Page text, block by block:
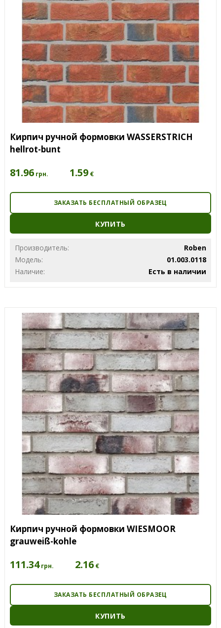
Кирпич ручной формовки WASSERSTRICH
hellrot-bunt
81.96 грн. 1.59 €
ЗАКАЗАТЬ БЕСПЛАТНЫЙ ОБРАЗЕЦ
КУПИТЬ
Производитель:
Roben
Модель:
01.003.0118
Наличие:
Есть в наличии
Кирпич ручной формовки WIESMOOR
grauweiß-kohle
111.34 грн. 2.16 €
ЗАКАЗАТЬ БЕСПЛАТНЫЙ ОБРАЗЕЦ
КУПИТЬ